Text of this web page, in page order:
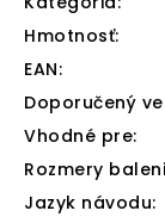
Hmotnosť:
EAN:
Doporučený
Vhodné pre:
Rozmery
Jazyk návodu: